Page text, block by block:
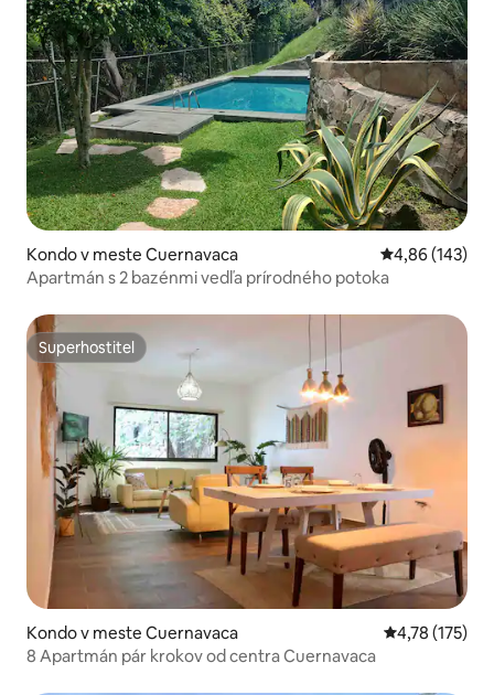
Kondo v meste Cuernavaca Priemerné
4,86 (143)
Apartmán s 2 bazénmi vedľa prírodného potoka
Superhostiteľ
Superhostiteľ
Kondo v meste Cuernavaca Priemerné
4,78 (175)
8 Apartmán pár krokov od centra Cuernavaca